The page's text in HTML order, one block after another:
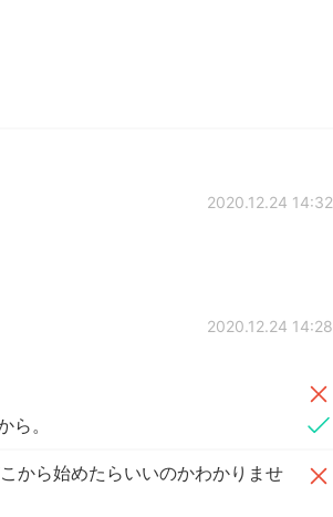
2020.12.24 14:32
2020.12.24 14:28
ら。
から始めたらいいのかわかりませ